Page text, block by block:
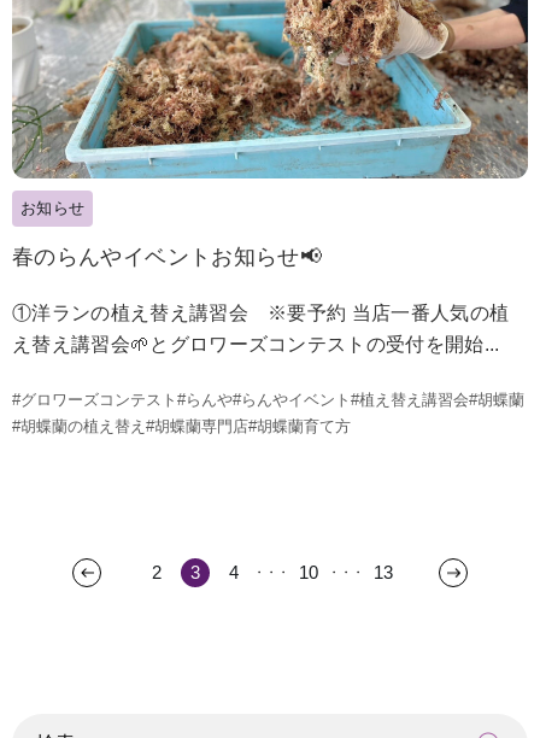
お知らせ
春のらんやイベントお知らせ📢
①洋ランの植え替え講習会 ※要予約 当店一番人気の植
え替え講習会🌱とグロワーズコンテストの受付を開始...
#グロワーズコンテスト #らんや#らんやイベント #植え替え講習会#胡蝶蘭
#胡蝶蘭の植え替え #胡蝶蘭専門店#胡蝶蘭育て方
2 3 4 ・・・ 10 ・・・ 13